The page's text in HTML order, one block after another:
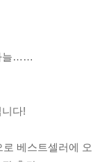
늘……
다!
베스트셀러에